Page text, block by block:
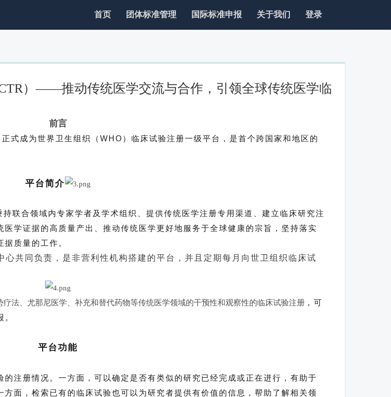
首页 团体标准管理 国际标准申报 关于我们 登录
）——推动传统医学交流与合作，引领全球传统医学临
前言
正式成为世界卫生组织（ WHO ）临床试验注册一级平台，是首个跨国家和地区的
平台简介
合领域内专家学者及学术组织、提供传统医学注册专用渠道、建立临床研究注
学证据的高质量产出、推动传统医学更好地服务于全球健康的宗旨，坚持落实
据质量的工作。
心共同负责，是非营利性机构搭建的平台，并且定期每月向世卫组织临床试
法、尤那尼医学、补充和替代药物等传统医学领域的干预性和观察性的临床试验注册 ，可
平台功能
注册情况。一方面，可以确定是否有类似的研究已经完成或正在进行，有助于
面，检索已有的临床试验也可以为研究者提供有价值的信息，帮助了解相关领